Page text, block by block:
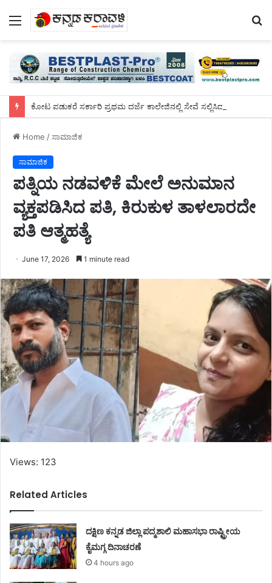
Menu
Home /ಸಾಮಾಜಿಕ
ಸಾಮಾಜಿಕ
ಪತ್ನಿಯ ನಡವಳಿಕೆ ಮೇಲೆ ಅನುಮಾನ
ವ್ಯಕ್ತಪಡಿಸಿದ ಪತಿ, ಕಿರುಕುಳ ತಾಳಲಾರದೇ
ಪತಿ ಆತ್ಮಹತ್ಯೆ
June 17, 2026 1 minute read
Views: 123
Related Articles
ದಕ್ಷಿಣ ಕನ್ನಡ ಜಿಲ್ಲಾ ಪದ್ಮಶಾಲಿ ಮಹಾಸಭಾ ರಾಷ್ಟ್ರೀಯ
ಕೈಮಗ್ಗ ದಿನಾಚರಣೆ
4 hours ago